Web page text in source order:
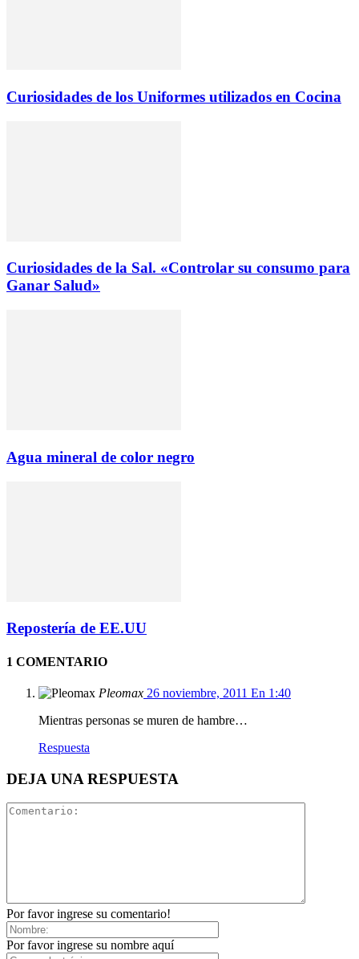
Curiosidades de los Uniformes utilizados en Cocina
Curiosidades de la Sal. «Controlar su consumo para
Ganar Salud»
Agua mineral de color negro
Repostería de EE.UU
1 COMENTARIO
Pleomax 26 noviembre, 2011 En 1:40
Mientras personas se muren de hambre…
Respuesta
DEJA UNA RESPUESTA
Por favor ingrese su comentario!
Por favor ingrese su nombre aquí